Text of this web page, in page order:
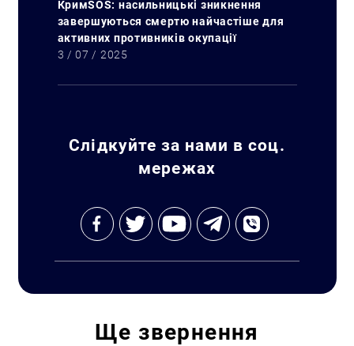
КримSOS: насильницькі зникнення
завершуються смертю найчастіше для
активних противників окупації
3 / 07 / 2025
Слідкуйте за нами в соц.
мережах
Ще звернення